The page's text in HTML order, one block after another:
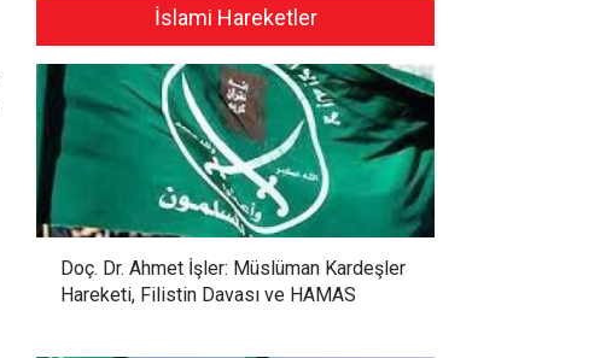
İslami Hareketler
Doç. Dr. Ahmet İşler: Müslüman Kardeşler
Hareketi, Filistin Davası ve HAMAS